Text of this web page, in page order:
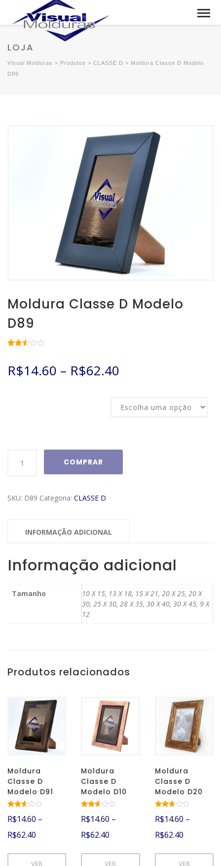
LOJA
Visual Molduras > Produtos > CLASSE D > Moldura Classe D Modelo
D89
Moldura Classe D Modelo
D89
2.52
de 5,
R$14.60 – R$62.40
Modelo
COMPRAR
SKU: D89 Categoria: CLASSE D
INFORMAÇÃO ADICIONAL
Informação adicional
Tamanho
10 X 15, 13 X 18, 15 X 21, 20 X 25, 20 X
30, 25 X 30, 28 X 35, 30 X 40, 30 X 45, 9 X
12
Produtos relacionados
Moldura
Classe D
Modelo D91
ção
de 5
R$14.60 –
R$62.40
VER
Moldura
Classe D
Modelo D10
ção
de 5
R$14.60 –
R$62.40
VER
Moldura
Classe D
Modelo D20
ção
de 5
R$14.60 –
R$62.40
VER